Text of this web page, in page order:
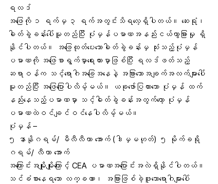
ရလဒ်
အဖြေကို ၁ ရက်မှ ၃ ရက်အတွင်းသိရလေ့ရှိပါတယ်။ ဆေးရုံ၊
ဓါတ်ခွဲခန်းပေါ်မူတည်ပြီး ပုံမှန်ပမာဏအနည်းငယ်ကွာခြားမှု ရှိ
နိုင်ပါတယ်။ အဖြေထုတ်ပေးသောဓါတ်ခွဲခန်းမှ သုံးသည့်ပုံမှန်
ပမာဏကို အဖြေစာရွက်မှာရေးထားမှာဖြစ်ပြီး ရလဒ်ဖတ်သည့်
ဆရာဝန်က သင့်ရောဂါအခြေအနေနဲ့ အခြားသောအချက်အလက်များပေါ်
မူတည်ပြီး အဖြေပြောပါလိမ့်မယ်။ ယခုဖော်ပြထားသော ပုံမှန် ထက်
နည်းနေသည့်ပမာဏမှာ သင့်ဓါတ်ခွဲခန်းအတွက်တော့ ပုံမှန်
ပမာဏထဲဝင်ချင်ဝင်နေပါလိမ့်မယ်။
ပုံမှန် –
၅ နာနိုဂရမ်/ မီလီလီတာ အောက် (ဒါမှမဟုတ်) ၅ မိုက်ခရို
ဂရမ်/ လီတာ အောက်
အကြောင်းအမျိုးမျိုးကြောင့် CEA ပမာဏအပြောင်းအလဲရှိနိုင်ပါတယ်။
သင်ခံစားနေရသော လက္ခဏာ၊ အခြားဖြစ်ခဲ့ဖူးသောရောဂါများပေါ်